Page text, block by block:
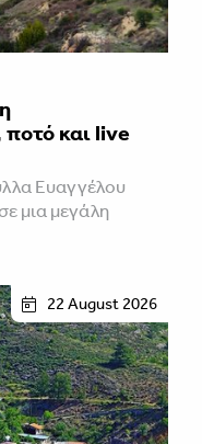
και live
Ευαγγέλου
μια μεγάλη
22 August 2026